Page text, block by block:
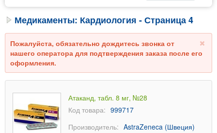
Медикаменты: Кардиология - Страница 4
Пожалуйста, обязательно дождитесь звонка от
нашего оператора для подтверждения заказа после его
оформления.
Атаканд, табл. 8 мг, №28
Код товара: 999717
Производитель: AstraZeneca (Швеция)